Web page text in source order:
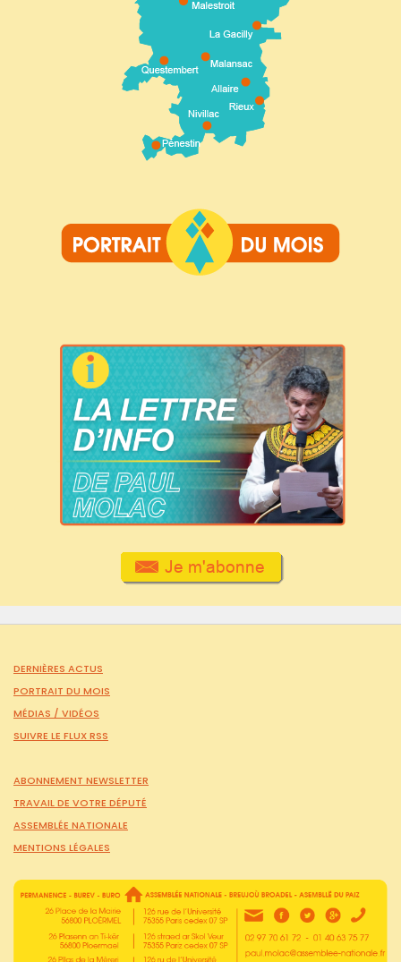
DERNIÈRES ACTUS
PORTRAIT DU MOIS
MÉDIAS / VIDÉOS
SUIVRE LE FLUX RSS
ABONNEMENT NEWSLETTER
TRAVAIL DE VOTRE DÉPUTÉ
ASSEMBLÉE NATIONALE
MENTIONS LÉGALES